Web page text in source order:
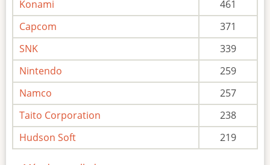
Konami
461
Capcom
371
SNK
339
Nintendo
259
Namco
257
Taito Corporation
238
Hudson Soft
219